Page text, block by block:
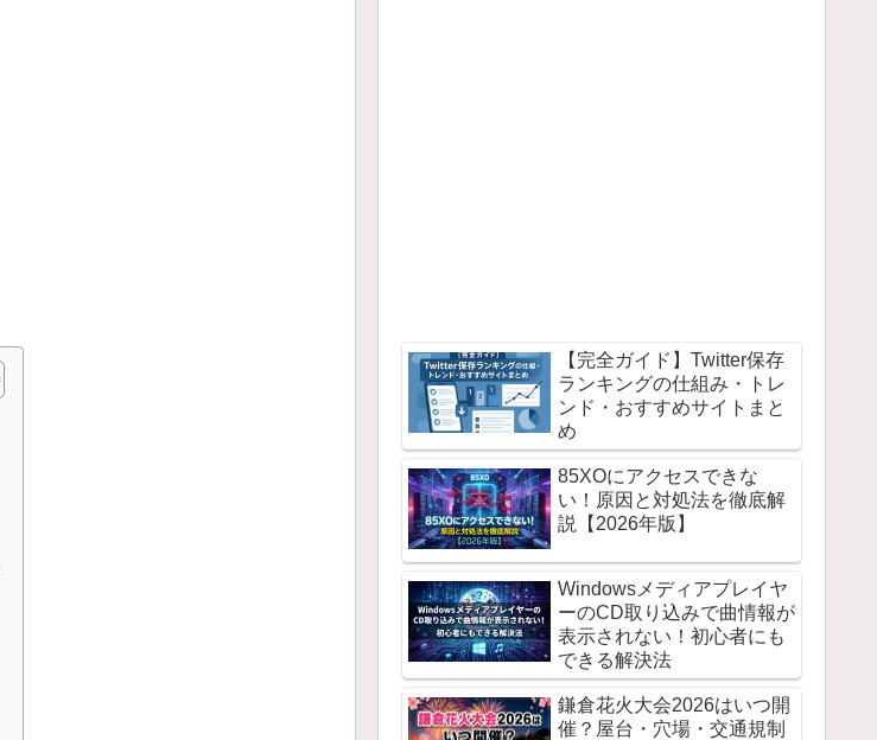
【完全ガイド】Twitter保存
ランキングの仕組み・トレ
ンド・おすすめサイトまと
め
85XOにアクセスできな
い！原因と対処法を徹底解
説【2026年版】
Windowsメディアプレイヤ
ーのCD取り込みで曲情報が
表示されない！初心者にも
できる解決法
鎌倉花火大会2026はいつ開
催？屋台・穴場・交通規制